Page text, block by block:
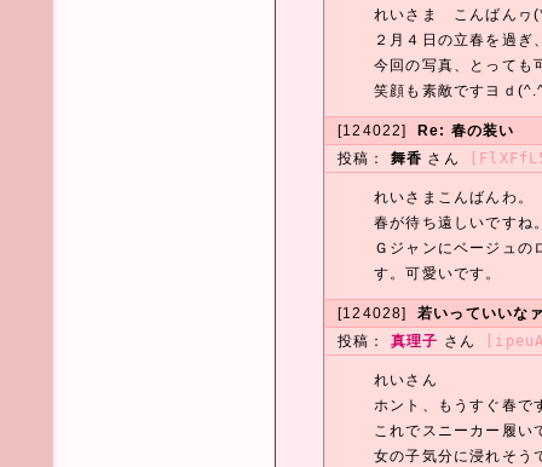
れいさま こんばんヮ
２月４日の立春を過
今回の写真、とって
笑顔も素敵ですヨｄ
[124022]
Re: 春の装い
投稿： 舞香 さん
れいさまこんばんわ。
春が待ち遠しいですね
Ｇジャンにベージュの
す。可愛いです。
[124028] 若いっていいな
投稿： 真理子 さん
れいさん
ホント、もうすぐ春で
これでスニーカー履い
女の子気分に浸れそう